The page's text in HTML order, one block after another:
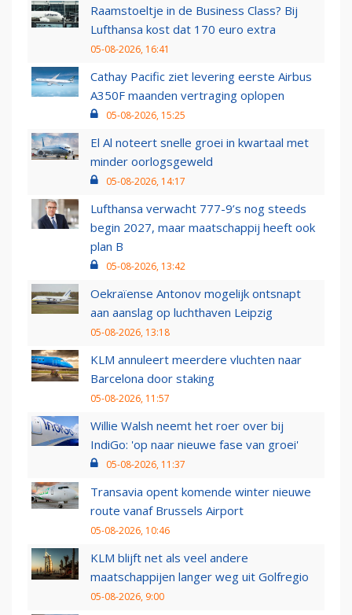
Raamstoeltje in de Business Class? Bij
Lufthansa kost dat 170 euro extra
05-08-2026, 16:41
Cathay Pacific ziet levering eerste Airbus
A350F maanden vertraging oplopen
05-08-2026, 15:25
El Al noteert snelle groei in kwartaal met
minder oorlogsgeweld
05-08-2026, 14:17
Lufthansa verwacht 777-9’s nog steeds
begin 2027, maar maatschappij heeft ook
plan B
05-08-2026, 13:42
Oekraïense Antonov mogelijk ontsnapt
aan aanslag op luchthaven Leipzig
05-08-2026, 13:18
KLM annuleert meerdere vluchten naar
Barcelona door staking
05-08-2026, 11:57
Willie Walsh neemt het roer over bij
IndiGo: 'op naar nieuwe fase van groei'
05-08-2026, 11:37
Transavia opent komende winter nieuwe
route vanaf Brussels Airport
05-08-2026, 10:46
KLM blijft net als veel andere
maatschappijen langer weg uit Golfregio
05-08-2026, 9:00